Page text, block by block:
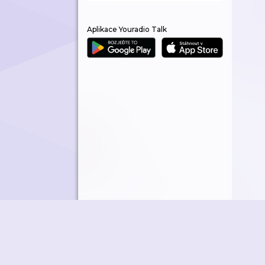
Aplikace Youradio Talk